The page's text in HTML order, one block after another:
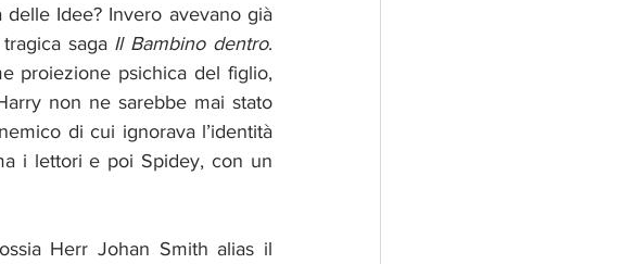
Idee? Invero avevano già
saga Il Bambino dentro.
proiezione psichica del figlio,
non ne sarebbe mai stato
di cui ignorava l’identità
i lettori e poi Spidey, con un
Herr Johan Smith alias il